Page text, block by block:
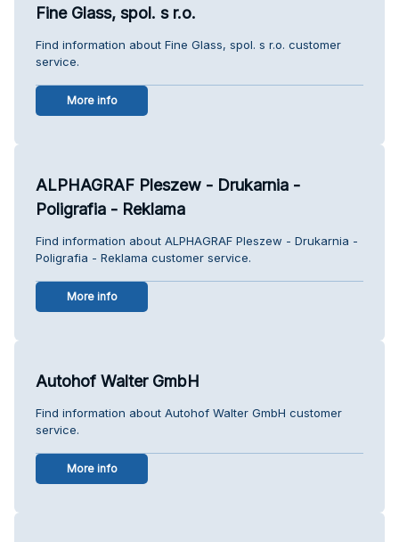
Fine Glass, spol. s r.o.
Find information about Fine Glass, spol. s r.o. customer
service.
More info
ALPHAGRAF Pleszew - Drukarnia -
Poligrafia - Reklama
Find information about ALPHAGRAF Pleszew - Drukarnia -
Poligrafia - Reklama customer service.
More info
Autohof Walter GmbH
Find information about Autohof Walter GmbH customer
service.
More info